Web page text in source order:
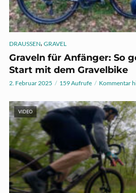
DRAUSSEN, GRAVEL
Graveln für Anfänger: So
Start mit dem Gravelbike
2. Februar 2025 159 Aufrufe Kommentar
VIDEO